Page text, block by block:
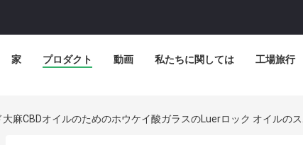
家 プロダクト 動画 私たちに関しては 工場旅行
大麻CBDオイルのためのホウケイ酸ガラスのLuerロック オイルの